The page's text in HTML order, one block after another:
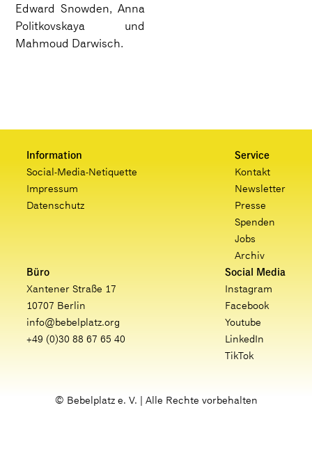
Edward Snowden, Anna
Politkovskaya und
Mahmoud Darwisch.
Information
Social-Media-Netiquette
Impressum
Datenschutz
Service
Kontakt
Newsletter
Presse
Spenden
Jobs
Archiv
Büro
Xantener Straße 17
10707 Berlin
info@bebelplatz.org
+49 (0)30 88 67 65 40
Social Media
Instagram
Facebook
Youtube
LinkedIn
TikTok
© Bebelplatz e. V. | Alle Rechte vorbehalten